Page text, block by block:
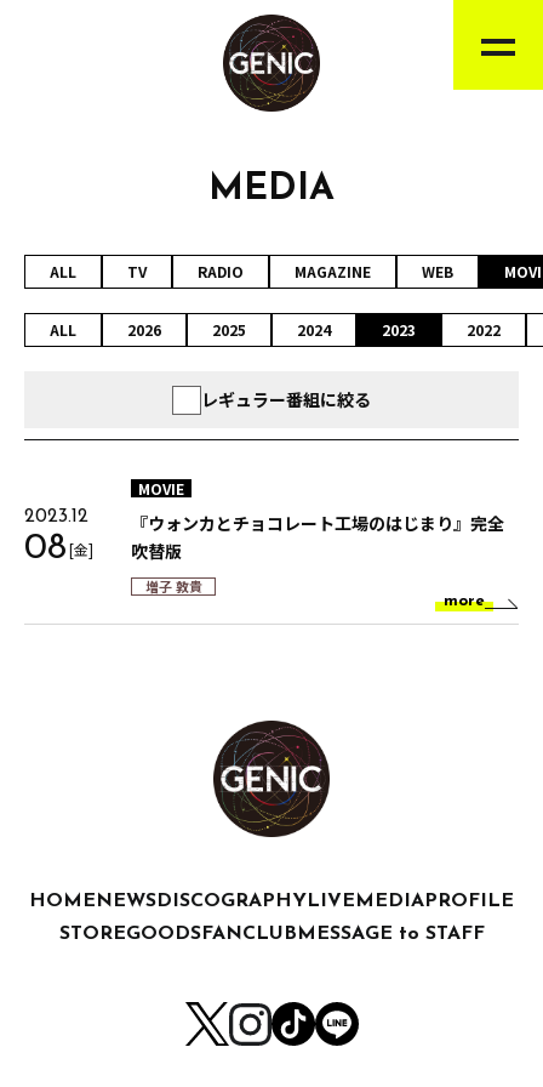
MEDIA
ALL TV RADIO MAGAZINE WEB
ALL 2026 2025 2024 2023 2022
レギュラー番組に絞る
2023.12
08[金]
MOVIE
『ウォンカとチョコレート工場のはじまり』完全
吹替版
増子 敦貴
more
HOME NEWS DISCOGRAPHY LIVE MEDIA PROFILE
STOREGOODSFANCLUB MESSAGE to STAFF